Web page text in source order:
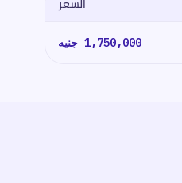
1,750,000 جنيه